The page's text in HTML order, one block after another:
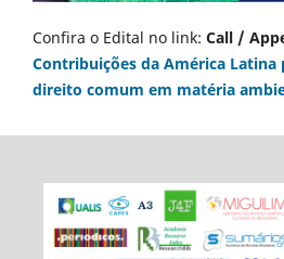
Confira o Edital no link: Call /
Contribuições da América Latina
direito comum em matéria